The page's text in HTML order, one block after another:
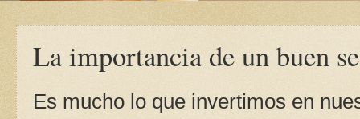
La importancia de un buen
Es mucho lo que invertimos en